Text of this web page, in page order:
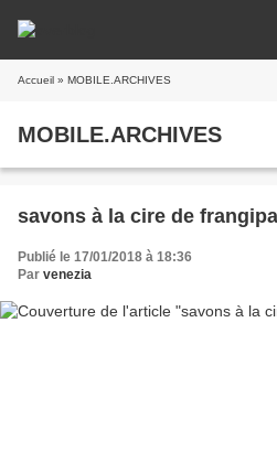
Accueil » MOBILE.ARCHIVES
MOBILE.ARCHIVES
savons à la cire de
Publié le 17/01/2018 à 18:36
Par venezia